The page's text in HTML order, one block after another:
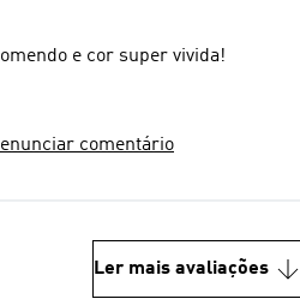
e cor super vivida!
comentário
Ler mais avaliações